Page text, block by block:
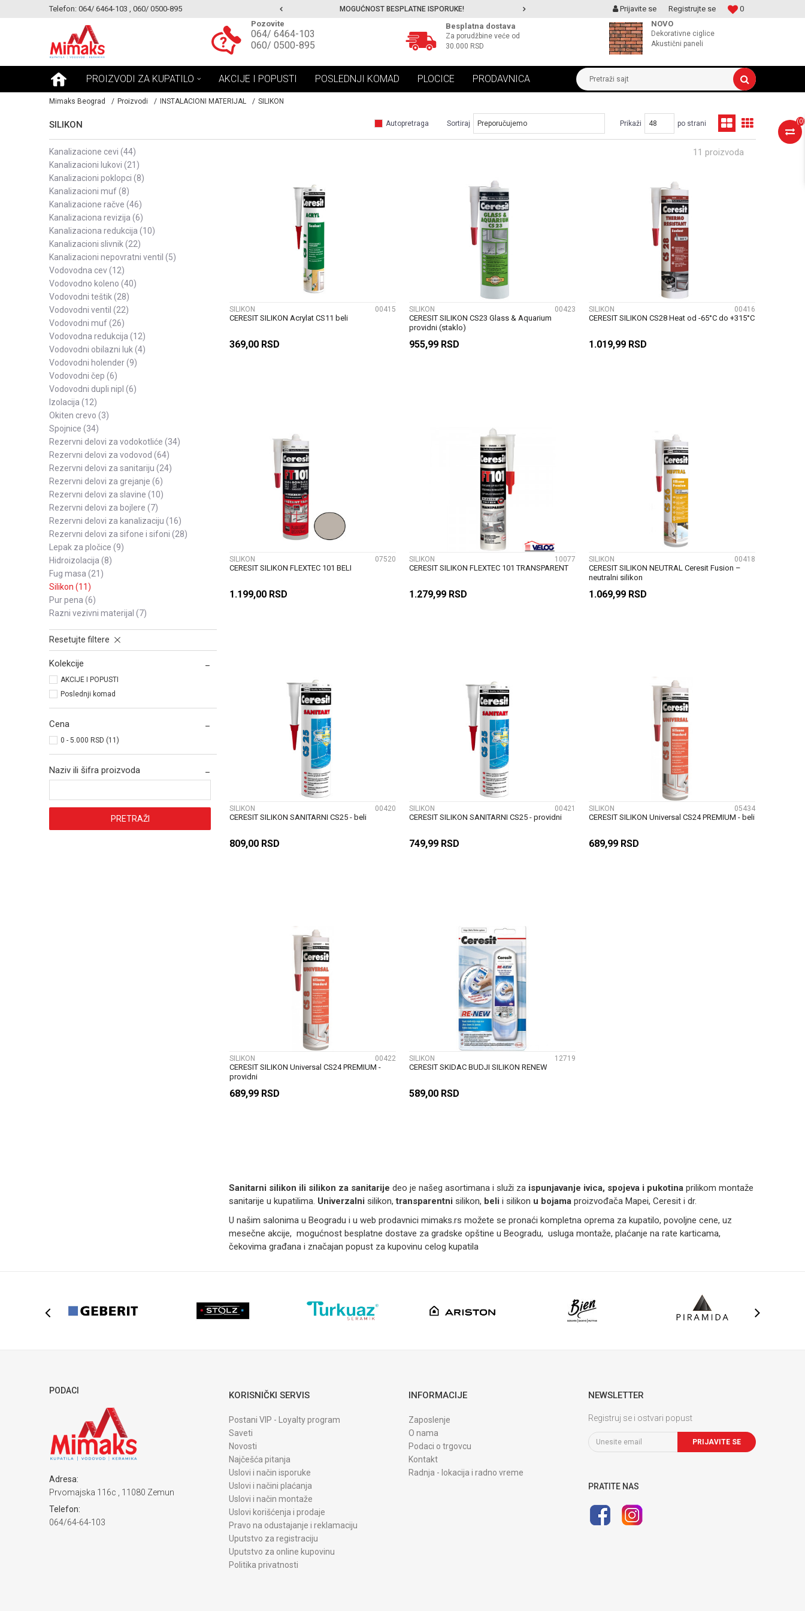
Telefon: 064/ 6464-103 , 060/ 0500-895
MOGUCNOST MONTAŽE PROIZVODA MOGUĆNOST BESPLATNE ISPORUKE! MOGUCNOST MONTAŽE PROIZVODA 0
Prijavite se
Registrujte se
Pozovite
064/ 6464-103
060/ 0500-895
Besplatna dostava
Za porudžbine veće od
30.000 RSD
NOVO
Dekorativne ciglice
Akustični paneli
PROIZVODI ZA KUPATILO AKCIJE I POPUSTI POSLEDNJI KOMAD PLOCICE PRODAVNICA Pretraži sajt
(0)
Mimaks Beograd Proizvodi INSTALACIONI MATERIJAL SILIKON
SILIKON Autopretraga Sortiraj Prikaži po strani
kanalizacione cevi (44)
kanalizacioni lukovi (21)
kanalizacioni poklopci (8)
kanalizacioni muf(8)
kanalizacione račve (46)
kanalizaciona revizija (6)
kanalizaciona redukcija (10)
kanalizacioni slivnik (22)
kanalizacioni nepovratni ventil (5)
vodovodna cev(12)
vodovodno koleno (40)
vodovodni teštik (28)
vodovodni ventil (22)
vodovodni muf(26)
vodovodna redukcija (12)
vodovodni obilazni luk (4)
vodovodni holender(9)
vodovodni čep (6)
vodovodni dupli nipl (6)
izolacija (12)
okiten crevo (3)
spojnice (34)
rezervni delovi za vodokotliće (34)
rezervni delovi za vodovod (64)
rezervni delovi za sanitariju (24)
rezervni delovi za grejanje (6)
rezervni delovi za slavine (10)
rezervni delovi za bojlere (7)
rezervni delovi za kanalizaciju (16)
rezervni delovi za sifone i sifoni (28)
lepak za pločice (9)
hidroizolacija (8)
fug masa (21)
silikon (11)
pur pena (6)
razni vezivni materijal (7)
Resetujte filtere
Kolekcije
AKCIJE I POPUSTI
Poslednji komad
Cena
0 - 5.000 RSD (11)
Naziv ili šifra proizvoda
PRETRAŽI
11 proizvoda
UPOREDI
SILIKON 00415
CERESIT SILIKON Acrylat CS11 beli
369,00 RSD
UPOREDI
SILIKON 00423
CERESIT SILIKON CS23 Glass & Aquarium
providni (staklo)
955,99 RSD
UPOREDI
SILIKON 00416
CERESIT SILIKON CS28 Heat od -65°C do +315°C
1.019,99 RSD
UPOREDI
SILIKON 07520
CERESIT SILIKON FLEXTEC 101 BELI
1.199,00 RSD
UPOREDI
SILIKON 10077
CERESIT SILIKON FLEXTEC 101 TRANSPARENT
1.279,99 RSD
UPOREDI
SILIKON 00418
CERESIT SILIKON NEUTRAL Ceresit Fusion –
neutralni silikon
1.069,99 RSD
UPOREDI
SILIKON 00420
CERESIT SILIKON SANITARNI CS25 - beli
809,00 RSD
UPOREDI
SILIKON 00421
CERESIT SILIKON SANITARNI CS25 - providni
749,99 RSD
UPOREDI
SILIKON 05434
CERESIT SILIKON Universal CS24 PREMIUM - beli
689,99 RSD
UPOREDI
SILIKON 00422
CERESIT SILIKON Universal CS24 PREMIUM -
providni
689,99 RSD
UPOREDI
SILIKON 12719
CERESIT SKIDAC BUDJI SILIKON RENEW
589,00 RSD
Sanitarni silikon ili silikon za sanitarije deo je našeg asortimana i služi za ispunjavanje ivica, spojeva i pukotina prilikom montaže
sanitarije u kupatilima. Univerzalni silikon,transparentni silikon, beli i silikon u bojama proizvođača Mapei, Ceresit i dr.
U našim salonima u Beogradu i u web prodavnici mimaks.rs možete se pronaći kompletna oprema za kupatilo, povoljne cene, uz
mesečne akcije, mogućnost besplatne dostave za gradske opštine u Beogradu, usluga montaže, plaćanje na rate karticama,
čekovima građana i značajan popust za kupovinu celog kupatila
PODACI
Adresa:
Prvomajska 116c , 11080 Zemun
Telefon:
064/64-64-103
KORISNIČKI SERVIS
Postani VIP - Loyalty program
Saveti
Novosti
Najčešća pitanja
Uslovi i način isporuke
Uslovi i načini plaćanja
Uslovi i način montaže
Uslovi korišćenja i prodaje
Pravo na odustajanje i reklamaciju
Uputstvo za registraciju
Uputstvo za online kupovinu
Politika privatnosti
INFORMACIJE
Zaposlenje
O nama
Podaci o trgovcu
Kontakt
Radnja - lokacija i radno vreme
NEWSLETTER
Registruj se i ostvari popust
PRIJAVITE SE
PRATITE NAS